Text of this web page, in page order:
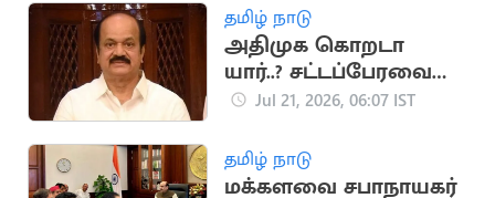
தமிழ் நாடு
அதிமுக கொறடா
யார்..? சட்டப்பேரவை
கூடும்போது அறிவிப்பு
Jul 21, 2026, 06:07 IST
தமிழ் நாடு
மக்களவை சபாநாயகர்